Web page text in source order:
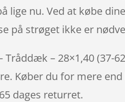
lige nu. Ved at købe
på strøget ikke er
Tråddæk – 28×1,40 (37-
Køber du for mere
dages returret.